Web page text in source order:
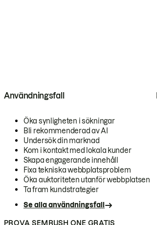
Användningsfall
Öka synligheten i sökningar
Bli rekommenderad av AI
Undersök din marknad
Kom i kontakt med lokala kunder
Skapa engagerande innehåll
Fixa tekniska webbplatsproblem
Öka auktoriteten utanför webbplatsen
Ta fram kundstrategier
Se alla användningsfall
PROVA SEMRUSH ONE GRATIS